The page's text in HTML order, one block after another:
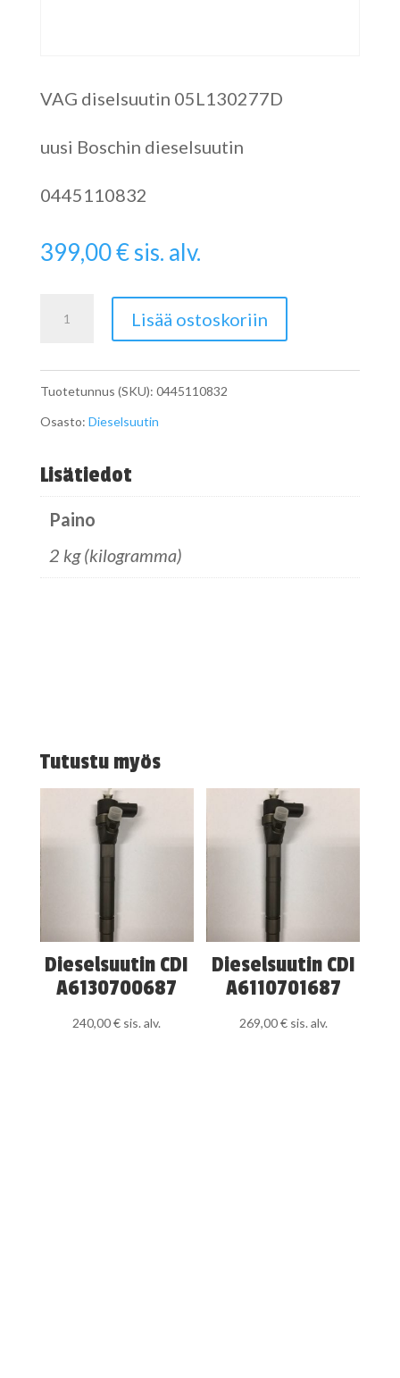
VAG diselsuutin 05L130277D
uusi Boschin dieselsuutin
0445110832
399,00€sis. alv.
Dieselsuutin
0445110832
määrä
Lisää ostoskoriin
Tuotetunnus (SKU): 0445110832
Osasto: Dieselsuutin
Lisätiedot
Paino
2 kg (kilogramma)
Tutustu myös
Dieselsuutin CDI
A6130700687
240,00€ sis. alv.
Dieselsuutin CDI
A6110701687
269,00€ sis. alv.